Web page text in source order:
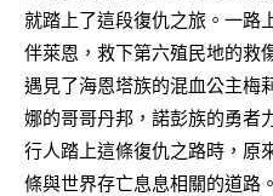
就踏上了這段復仇之旅。一路
伴萊恩，救下第六殖民地的救
遇見了海恩塔族的混血公主梅
娜的哥哥丹邦，諾彭族的勇者
行人踏上這條復仇之路時，原
條與世界存亡息息相關的道路